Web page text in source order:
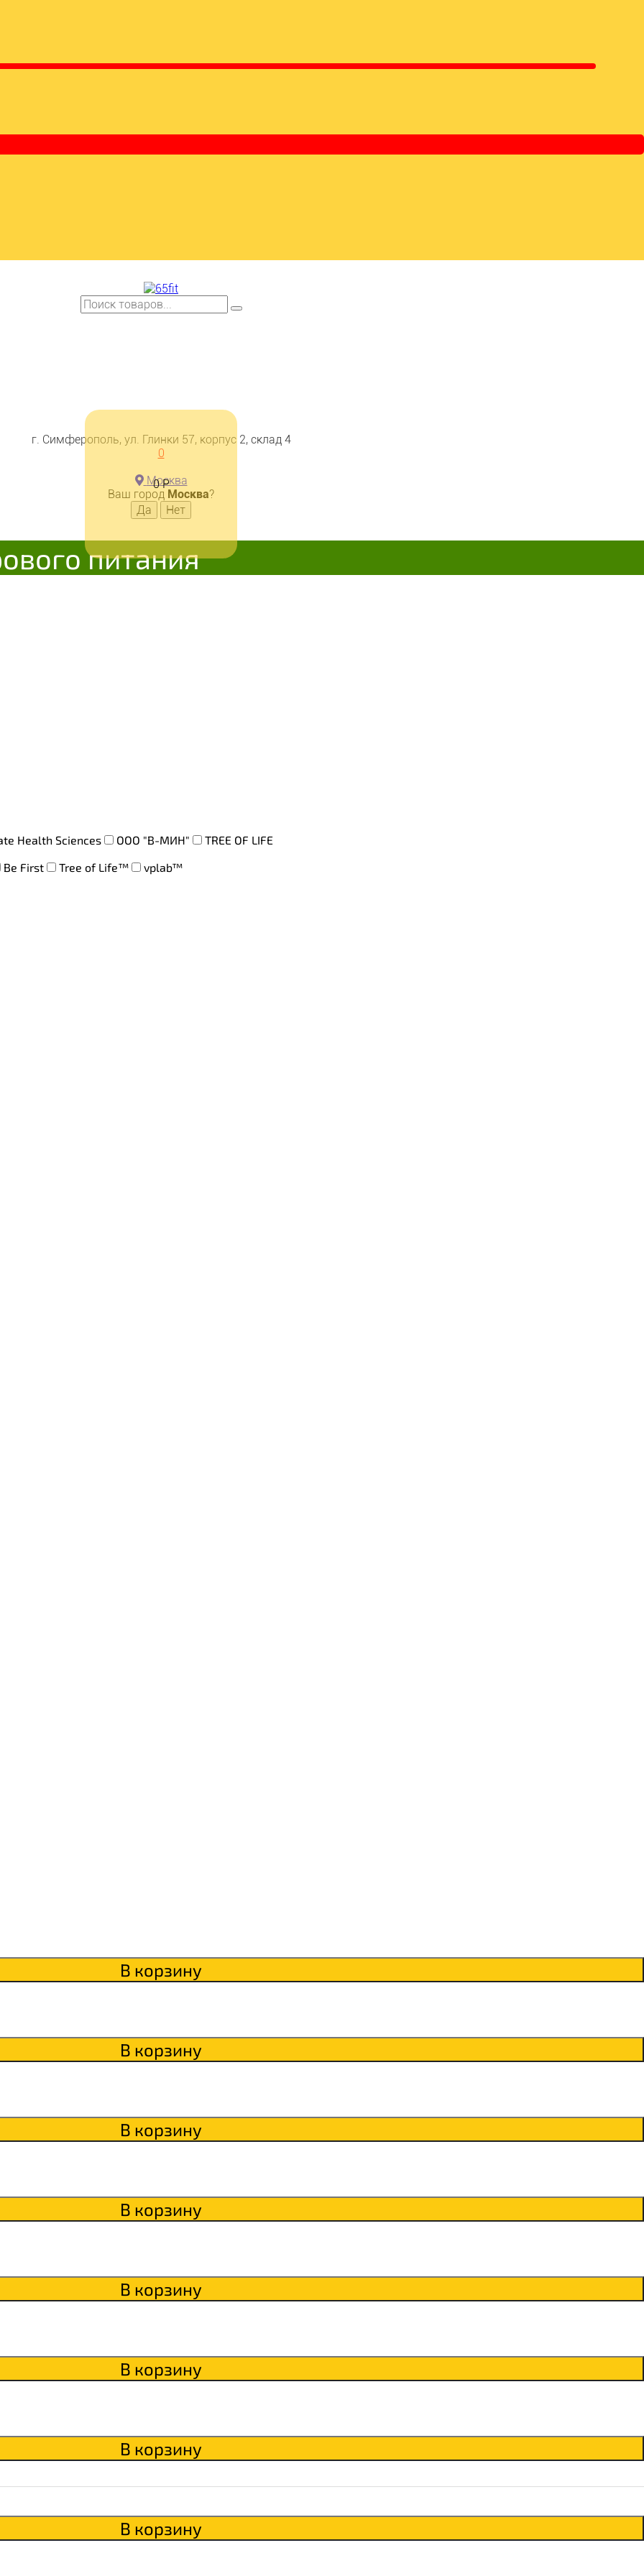
г. Симферополь, ул. Глинки 57, корпус 2, склад 4
0
0Р
Москва
Ваш город Москва?
питания
Chikapie
Health Sciences ООО "В-МИН"
TREE OF LIFE
Be First Tree of Life™
vplab™
В корзину
В корзину
В корзину
В корзину
В корзину
В корзину
В корзину
В корзину